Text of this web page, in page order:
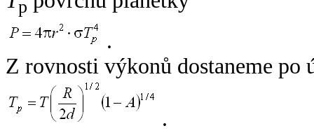
p
.
Z rovnosti výkonů dostaneme po
.